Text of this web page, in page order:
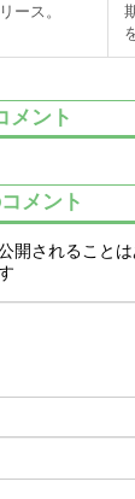
ース。
メント
メント
開されることは